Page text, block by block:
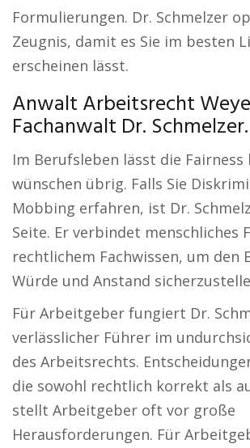
Formulierungen. Dr. Schmelzer
Zeugnis, damit es Sie im besten
erscheinen lässt.
Anwalt Arbeitsrecht
Fachanwalt Dr. Schmelzer.
Im Berufsleben lässt die
wünschen übrig. Falls Sie
Mobbing erfahren, ist Dr.
Seite. Er verbindet menschliches
rechtlichem Fachwissen, um den
Würde und Anstand
Für Arbeitgeber fungiert Dr.
verlässlicher Führer im
des Arbeitsrechts.
die sowohl rechtlich korrekt als
stellt Arbeitgeber oft vor große
Herausforderungen. Für